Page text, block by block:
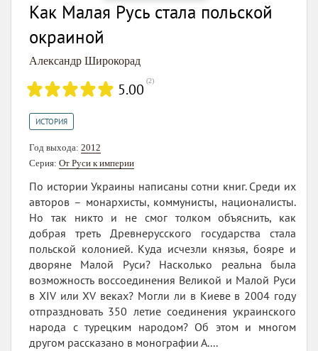
Как Малая Русь стала польской
окраиной
Александр Широкорад
5.00 (2)
ИСТОРИЯ
Год выхода: 2012
Серия: От Руси к империи
По истории Украины написаны сотни книг. Среди их
авторов – монархисты, коммунисты, националисты.
Но так никто и не смог толком объяснить, как
добрая треть Древнерусского государства стала
польской колонией. Куда исчезли князья, бояре и
дворяне Малой Руси? Насколько реальна была
возможность воссоединения Великой и Малой Руси
в XIV или XV веках? Могли ли в Киеве в 2004 году
отпраздновать 350 летие соединения украинского
народа с турецким народом? Об этом и многом
другом рассказано в монографии А....